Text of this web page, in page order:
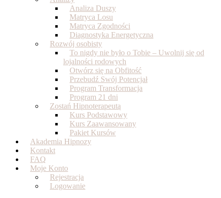
Analiza Duszy
Matryca Losu
Matryca Zgodności
Diagnostyka Energetyczna
Rozwój osobisty
To nigdy nie było o Tobie – Uwolnij się od
lojalności rodowych
Otwórz się na Obfitość
Przebudź Swój Potencjał
Program Transformacja
Program 21 dni
Zostań Hipnoterapeutą
Kurs Podstawowy
Kurs Zaawansowany
Pakiet Kursów
Akademia Hipnozy
Kontakt
FAQ
Moje Konto
Rejestracja
Logowanie